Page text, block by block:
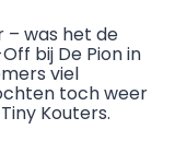
– was het de
bij De Pion in
viel
toch weer
Kouters.